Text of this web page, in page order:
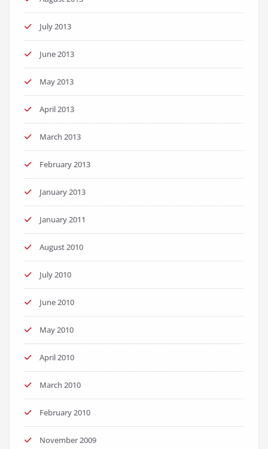
July 2013
June 2013
May 2013
April 2013
March 2013
February 2013
January 2013
January 2011
August 2010
July 2010
June 2010
May 2010
April 2010
March 2010
February 2010
November 2009